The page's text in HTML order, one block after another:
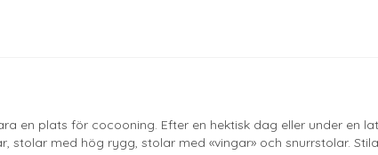
en plats för cocooning. Efter en hektisk dag eller under en
stolar med hög rygg, stolar med «vingar» och snurrstolar.